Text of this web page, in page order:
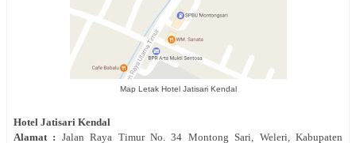
Map Letak Hotel Jatisari Kendal
Hotel Jatisari Kendal
Alamat : JalanRaya Timur No. 34 Montong Sari, Weleri, Kabupaten